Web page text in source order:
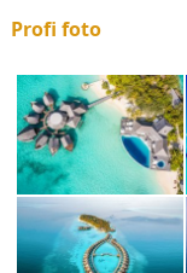
Profi foto